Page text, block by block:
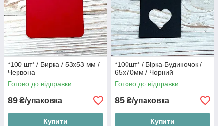
*100 шт* / Бирка / 53х53 мм /
Червона
Готово до відправки
89 ₴/упаковка
Купити
*100шт* / Бірка-Будиночок /
65х70мм / Чорний
Готово до відправки
85 ₴/упаковка
Купити